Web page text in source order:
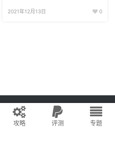
2021年12月13日 0
鄂ICP备2022019269号-1
网站地图
攻略 评测 专题